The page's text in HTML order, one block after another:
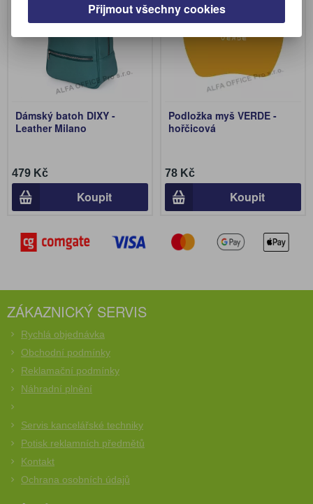
Dámský batoh DIXY -
Leather Milano
479 Kč
Koupit
Podložka myš VERDE -
hořčicová
78 Kč
Koupit
ZÁKAZNICKÝ SERVIS
Rychlá objednávka
Obchodní podmínky
Reklamační podmínky
Náhradní plnění
Servis kancelářské techniky
Potisk reklamních předmětů
Kontakt
Ochrana osobních údajů
Přijmout všechny cookies